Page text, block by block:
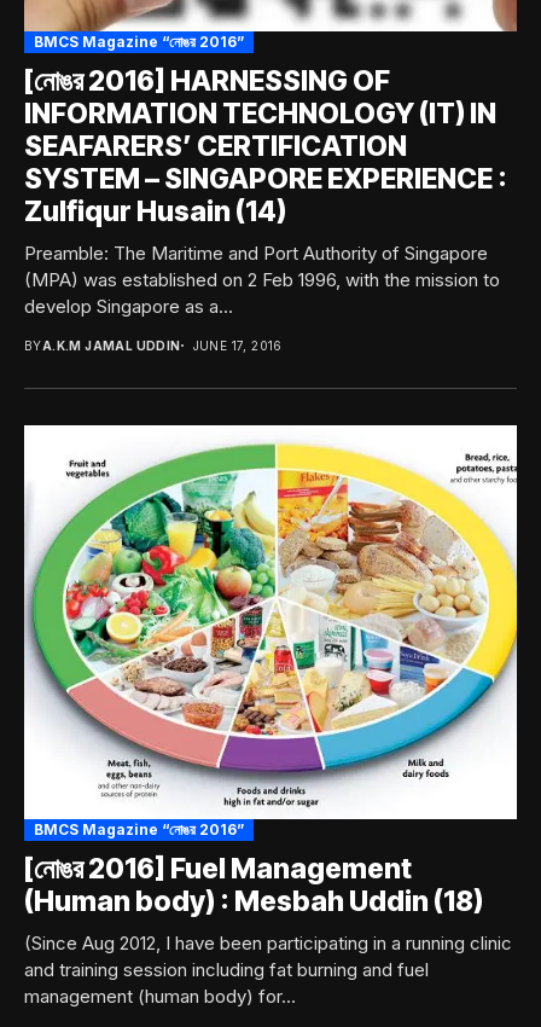
BMCS Magazine “নোঙর 2016”
[নোঙর 2016] HARNESSING OF
INFORMATION TECHNOLOGY (IT) IN
SEAFARERS’ CERTIFICATION
SYSTEM – SINGAPORE EXPERIENCE :
Zulfiqur Husain (14)
Preamble: The Maritime and Port Authority of Singapore
(MPA) was established on 2 Feb 1996, with the mission to
develop Singapore as a...
BYA.K.M JAMAL UDDIN JUNE 17, 2016
BMCS Magazine “নোঙর 2016”
[নোঙর 2016] Fuel Management
(Human body) : Mesbah Uddin (18)
(Since Aug 2012, I have been participating in a running clinic
and training session including fat burning and fuel
management (human body) for...